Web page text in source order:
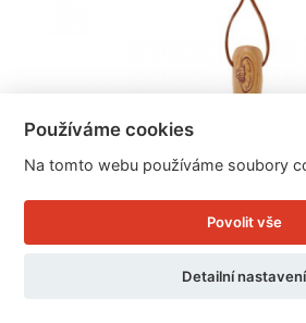
Používáme cookies
Na tomto webu používáme soubory
Povolit vše
Detailní nastavení